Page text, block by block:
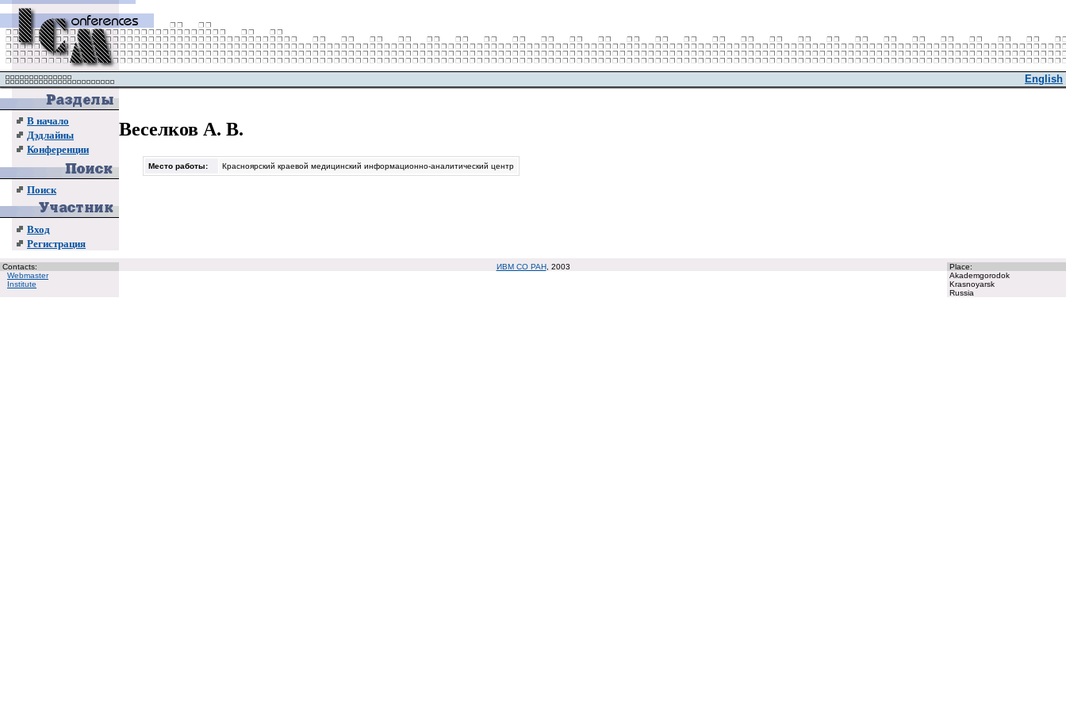
В начало
Дэдлайны
Конференции
Поиск
Вход
Регистрация
English
Веселков А. В.
Место работы: Красноярский краевой медицинский информационно-аналитический центр
Contacts: ИВМ СО РАН, 2003
Place:
Webmaster
Institute
Akademgorodok
Krasnoyarsk
Russia